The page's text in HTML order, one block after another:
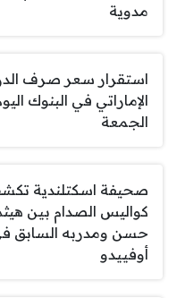
مدوية
استقرار سعر صرف
الإماراتي في البنوك
الجمعة
صحيفة اسكتلندية
كواليس الصدام بين
حسن ومدربه السابق
أوفييدو